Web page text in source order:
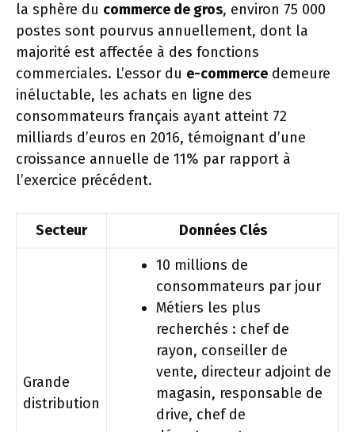
la sphère du commerce de gros, environ 75 000
postes sont pourvus annuellement, dont la
majorité est affectée à des fonctions
commerciales. L’essor du e-commerce demeure
inéluctable, les achats en ligne des
consommateurs français ayant atteint 72
milliards d’euros en 2016, témoignant d’une
croissance annuelle de 11% par rapport à
l’exercice précédent.
Secteur Données Clés
Grande
distribution
10 millions de
consommateurs par jour
Métiers les plus
recherchés : chef de
rayon, conseiller de
vente, directeur adjoint de
magasin, responsable de
drive, chef de